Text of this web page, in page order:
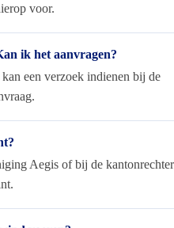
voor.
ik het aanvragen?
een verzoek indienen bij de
Aegis of bij de kantonrechter